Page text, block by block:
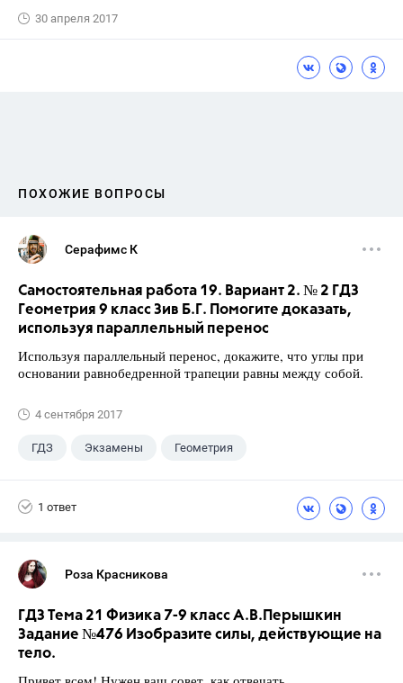
30 апреля 2017
ПОХОЖИЕ ВОПРОСЫ
Серафимс К
Самостоятельная работа 19. Вариант 2. № 2 ГДЗ
Геометрия 9 класс Зив Б.Г. Помогите доказать,
используя параллельный перенос
Используя параллельный перенос, докажите, что углы при
основании равнобедренной трапеции равны между собой.
4 сентября 2017
ГДЗ Экзамены Геометрия
1 ответ
Роза Красникова
ГДЗ Тема 21 Физика 7-9 класс А.В.Перышкин
Задание №476 Изобразите силы, действующие на
тело.